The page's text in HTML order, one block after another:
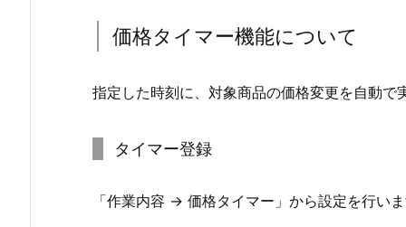
価格タイマー機能について
指定した時刻に、対象商品の価格変更を自動で
タイマー登録
「作業内容 → 価格タイマー」から設定を行いま